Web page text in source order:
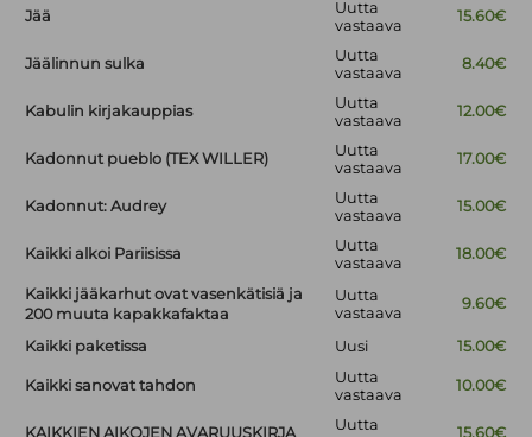
Jää
Uutta
vastaava
15.60€
Jäälinnun sulka
Uutta
vastaava
8.40€
Kabulin kirjakauppias
Uutta
vastaava
12.00€
Kadonnut pueblo (TEX WILLER)
Uutta
vastaava
17.00€
Kadonnut: Audrey
Uutta
vastaava
15.00€
Kaikki alkoi Pariisissa
Uutta
vastaava
18.00€
Kaikki jääkarhut ovat vasenkätisiä ja
200 muuta kapakkafaktaa
Uutta
vastaava
9.60€
Kaikki paketissa Uusi 15.00€
Kaikki sanovat tahdon
Uutta
vastaava
10.00€
KAIKKIEN AIKOJEN AVARUUSKIRJA
Uutta
15.60€